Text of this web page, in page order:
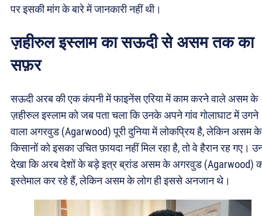
पर इसकी मांग के बारे में जानकारी नहीं थी।
ज़हीरुल इस्लाम का सऊदी से असम तक का
सफ़र
सऊदी अरब की एक कंपनी में फाइनेंस एरिया में काम करने वाले असम के
ज़हीरुल इस्लाम को जब पता चला कि उनके अपने गांव गोलाघाट में उगने
वाला अगरवुड (Agarwood) पूरी दुनिया में लोकप्रिय है, लेकिन असम के
किसानों को इसका उचित फ़ायदा नहीं मिल रहा है, तो वे हैरान रह गए।
देखा कि अरब देशों के बड़े इत्र ब्रांड असम के अगरवुड (Agarwood)
इस्तेमाल कर रहे हैं, लेकिन असम के लोग ही इससे अनजान थे।